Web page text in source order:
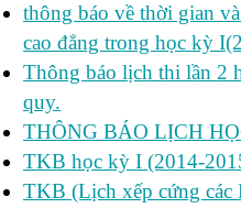
thông báo về thời gian
cao đẳng trong học kỳ
Thông báo lịch thi lần 2
quy.
THÔNG BÁO LỊCH
TKB học kỳ I (2014-
TKB (Lịch xếp cứng các